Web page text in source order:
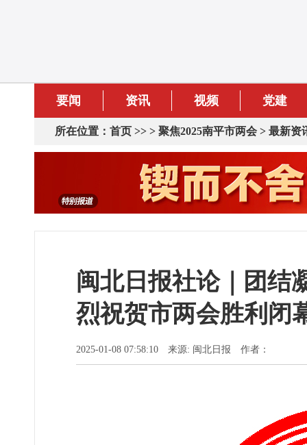
要闻 资讯 视频 党建
所在位置： 首页 >> > 聚焦2025南平市两会 > 最新资
闽北日报社论｜团
烈祝贺市两会胜利闭
2025-01-08 07:58:10 来源: 闽北日报 作者：